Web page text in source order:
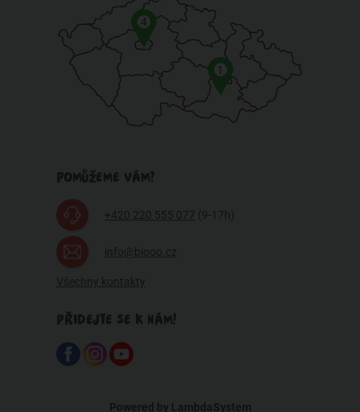
1
4
POMŮŽEME VÁM?
+420 220 555 077 (9-17h)
info@biooo.cz
Všechny kontakty
PŘIDEJTE SE K NÁM!
Powered by LambdaSystem